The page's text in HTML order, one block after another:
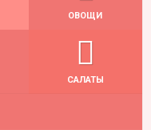
ОВОЩИ
САЛАТЫ